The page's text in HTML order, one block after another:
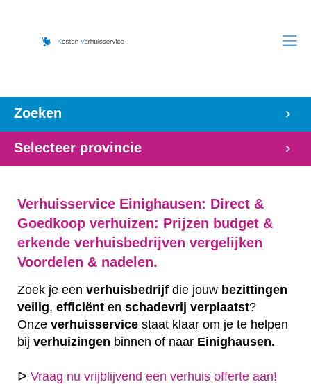
Zoeken
Selecteer provincie
Verhuisservice Einighausen: Direct &
Goedkoop verhuizen: Prijzen budget &
erkende verhuisbedrijven vergelijken
Voordelen & nadelen.
Zoek je een verhuisbedrijf die jouw bezittingen
veilig, efficiënt en schadevrij verplaatst?
Onze verhuisservice staat klaar om je te helpen
bij verhuizingen binnen of naar Einighausen.
ᐅ Vraag nu vrijblijvend een verhuis offerte aan!